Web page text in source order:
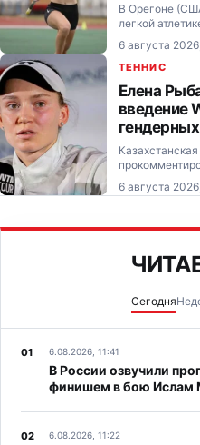
В Орегоне
легкой
6 августа
ТЕННИС
Елена
введение
допуска к
6 августа
Сегодня
6.08.2026, 11:41
В России озвучили
финишем в бою Ислам
6.08.2026, 11:22